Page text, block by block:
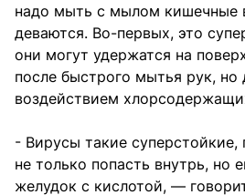
надо мыть с мылом кишечные
деваются. Во-первых, это
они могут удержатся на
после быстрого мытья рук, но
воздействием
- Вирусы такие
не только попасть внутрь, но
желудок с кислотой, —